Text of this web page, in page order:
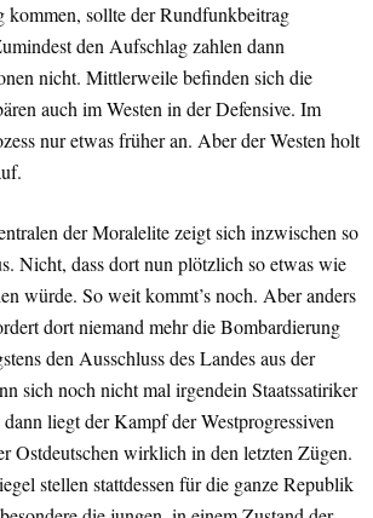
kommen, sollte der Rundfunkbeitrag
den Aufschlag zahlen dann
nicht. Mittlerweile befinden sich die
auch im Westen in der Defensive. Im
nur etwas früher an. Aber der Westen holt
der Moralelite zeigt sich inzwischen so
Nicht, dass dort nun plötzlich so etwas wie
würde. So weit kommt’s noch. Aber anders
dort niemand mehr die Bombardierung
den Ausschluss des Landes aus der
sich noch nicht mal irgendein Staatssatiriker
liegt der Kampf der Westprogressiven
Ostdeutschen wirklich in den letzten Zügen.
stellen stattdessen für die ganze Republik